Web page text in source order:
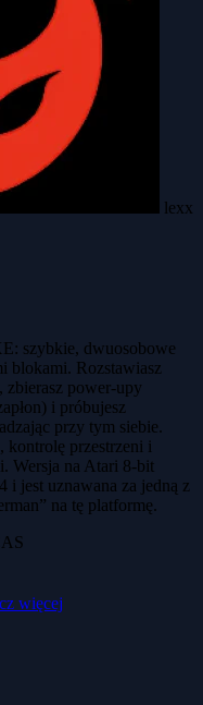
lexx
szybkie, dwuosobowe
blokami. Rozstawiasz
zbierasz power-upy
i próbujesz
przy tym siebie.
kontrolę przestrzeni i
Wersja na Atari 8-bit
i jest uznawana za jedną z
na tę platformę.
więcej